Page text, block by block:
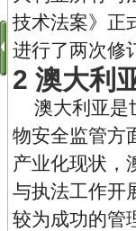
技术法案》正
进行了两次修
2 澳大利
澳大利亚是
物安全监管方
产业化现状，
与执法工作开
较为成功的管